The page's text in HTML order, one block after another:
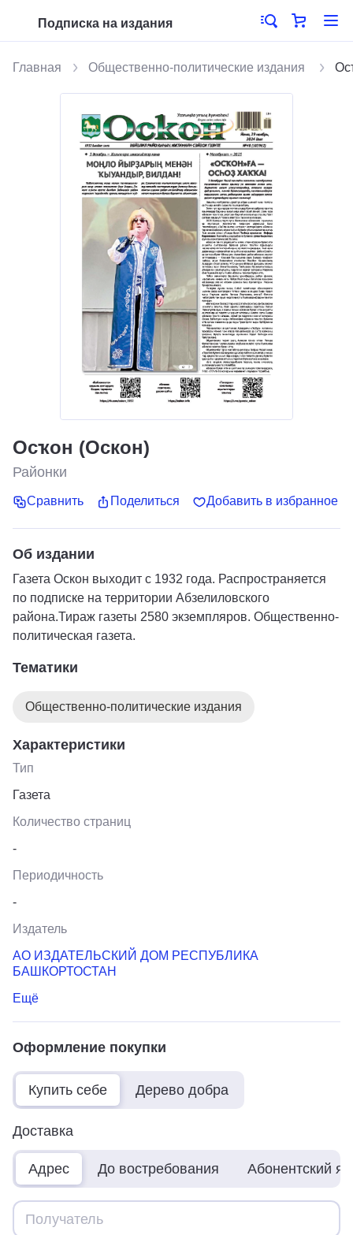
Подписка на издания
Главная Общественно-политические издания
Осҡон (Оскон)
Районки
Сравнить Поделиться Добавить в избранное
Об издании
Газета Оскон выходит с 1932 года. Распространяется
по подписке на территории Абзелиловского
района.Тираж газеты 2580 экземпляров. Общественно-
политическая газета.
Тематики
Общественно-политические издания
Характеристики
Тип
Газета
Количество страниц
-
Периодичность
-
Издатель
АО ИЗДАТЕЛЬСКИЙ ДОМ РЕСПУБЛИКА
БАШКОРТОСТАН
Ещё
Оформление покупки
Купить себе Дерево добра
Доставка
Адрес До востребования Абонентский